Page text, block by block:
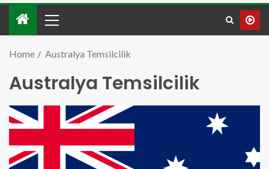
Home Australya Temsilcilik
Australya Temsilcilik